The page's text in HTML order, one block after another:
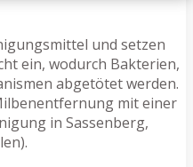
und setzen
ein, wodurch Bakterien,
abgetötet werden.
mit einer
in Sassenberg,